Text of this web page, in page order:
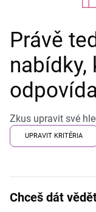
Právě
nabídky,
Zkus upravit své
UPRAVIT KRITÉRIA
Chceš dát